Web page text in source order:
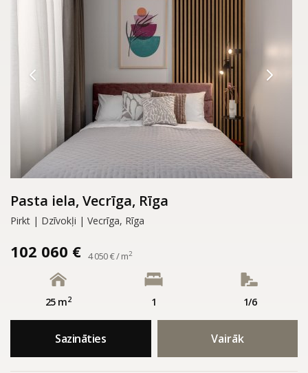
Pasta iela, Vecrīga, Rīga
Pirkt | Dzīvokļi | Vecrīga, Rīga
102 060 € 4 050 € / m2
25 m2 1 1/6
Sazināties Vairāk